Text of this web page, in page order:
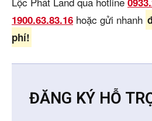
1900.63.83.16 hoặc gửi nhanh
phí!
ĐĂNG KÝ HỖ